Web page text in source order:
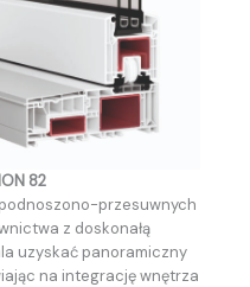
82
przesuwnych
z doskonałą
uzyskać panoramiczny
na integrację wnętrza